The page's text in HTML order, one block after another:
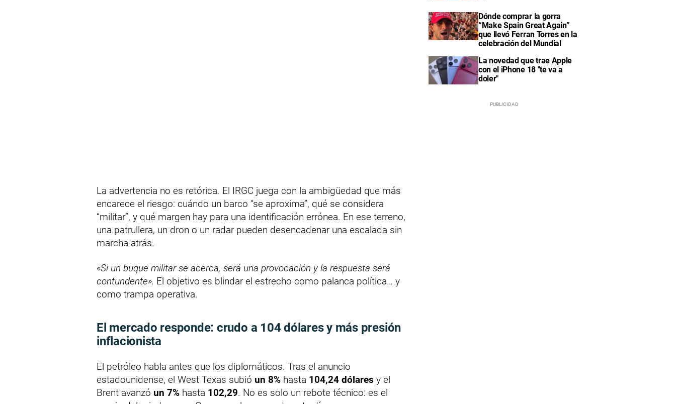
La advertencia no es retórica. El IRGC juega con la ambigüedad que más
encarece el riesgo: cuándo un barco “se aproxima”, qué se considera
“militar”, y qué margen hay para una identificación errónea. En ese terreno,
una patrullera, un dron o un radar pueden desencadenar una escalada sin
marcha atrás.
«Si un buque militar se acerca, será una provocación y la respuesta será
contundente». El objetivo es blindar el estrecho como palanca política… y
como trampa operativa.
El mercado responde: crudo a 104 dólares y más presión
inflacionista
El petróleo habla antes que los diplomáticos. Tras el anuncio
estadounidense, el West Texas subió un 8% hasta 104,24 dólares y el
Brent avanzó un 7% hasta 102,29. No es solo un rebote técnico: es el
Dónde comprar la gorra
“Make Spain Great Again”
que llevó Ferran Torres en la
celebración del Mundial
La novedad que trae Apple
con el iPhone 18 "te va a
doler"